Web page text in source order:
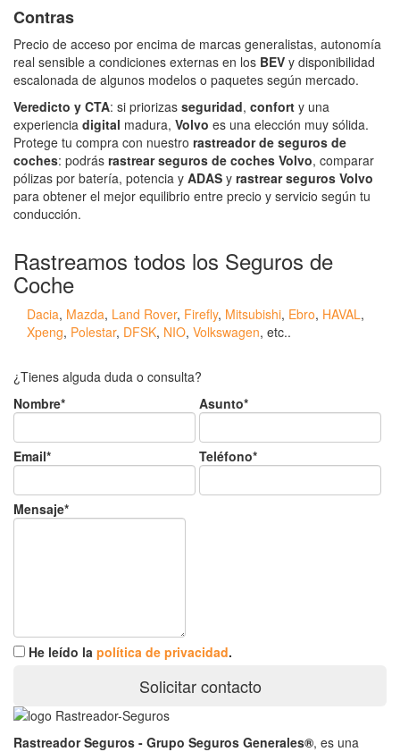
Contras
Precio de acceso por encima de marcas generalistas, autonomía
real sensible a condiciones externas en los BEV y disponibilidad
escalonada de algunos modelos o paquetes según mercado.
Veredicto y CTA: si priorizas seguridad, confort y una
experiencia digital madura, Volvo es una elección muy sólida.
Protege tu compra con nuestro rastreador de seguros de
coches: podrás rastrear seguros de coches Volvo, comparar
pólizas por batería, potencia y ADAS y rastrear seguros Volvo
para obtener el mejor equilibrio entre precio y servicio según tu
conducción.
Rastreamos todos los Seguros de
Coche
Dacia, Mazda, Land Rover, Firefly, Mitsubishi, Ebro, HAVAL,
Xpeng, Polestar, DFSK, NIO, Volkswagen, etc..
¿Tienes alguda duda o consulta?
Nombre*
Asunto*
Email* Teléfono*
Mensaje*
He leído la política de privacidad.
Solicitar contacto
Rastreador Seguros - Grupo Seguros Generales®, es una